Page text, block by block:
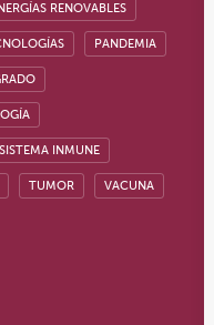
RENOVABLES
PANDEMIA
SISTEMA INMUNE
TUMOR VACUNA